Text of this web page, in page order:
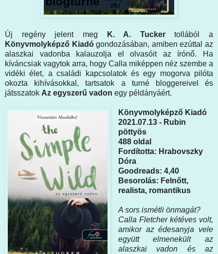
Új regény jelent meg K. A. Tuckertollából a
Könyvmolyképző Kiadógondozásában, amiben ezúttal az
alaszkai vadonba kalauzolja el olvasóit az írónő. Ha
kíváncsiak vagytok arra, hogy Calla miképpen néz szembe a
vidéki élet, a családi kapcsolatok és egy mogorva pilóta
okozta kihívásokkal, tartsatok a turné bloggereivel és
játsszatok Az egyszerű vadon egy példányáért.
Könyvmolyképző Kiadó
2021.07.13 - Rubin
pöttyös
488 oldal
Fordította: Hrabovszky
Dóra
Goodreads: 4,40
Besorolás: Felnőtt,
realista, romantikus
A ​sors ismétli önmagát?
Calla Fletcher kétéves volt,
amikor az édesanyja vele
együtt elmenekült az
alaszkai vadon és az